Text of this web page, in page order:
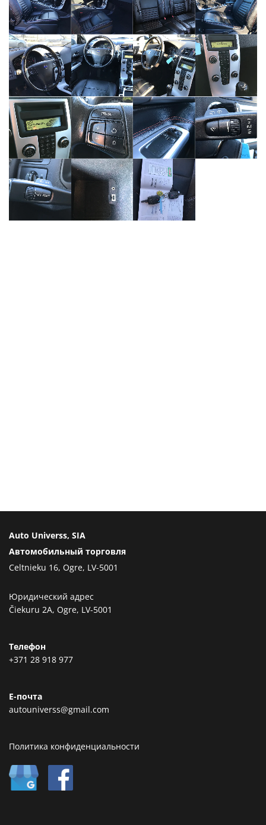
Auto Universs, SIA
Автомобильный торговля
Celtnieku 16, Ogre, LV-5001
Юридический адрес
Čiekuru 2A, Ogre, LV-5001
Телефон
+371 28 918 977
Е-почта
autouniverss@gmail.com
Политика конфиденциальности